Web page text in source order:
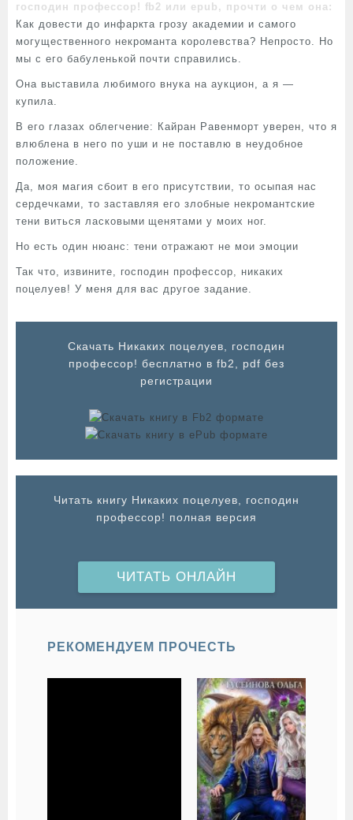
господин профессор! fb2 или epub, прочти о чем она:
Как довести до инфаркта грозу академии и самого
могущественного некроманта королевства? Непросто. Но
мы с его бабуленькой почти справились.
Она выставила любимого внука на аукцион, а я —
купила.
В его глазах облегчение: Кайран Равенморт уверен, что я
влюблена в него по уши и не поставлю в неудобное
положение.
Да, моя магия сбоит в его присутствии, то осыпая нас
сердечками, то заставляя его злобные некромантские
тени виться ласковыми щенятами у моих ног.
Но есть один нюанс: тени отражают не мои эмоции
Так что, извините, господин профессор, никаких
поцелуев! У меня для вас другое задание.
Cкачать Никаких поцелуев, господин
профессор! бесплатно в fb2, pdf без
регистрации
Читать книгу Никаких поцелуев, господин
профессор! полная версия
ЧИТАТЬ ОНЛАЙН
РЕКОМЕНДУЕМ ПРОЧЕСТЬ